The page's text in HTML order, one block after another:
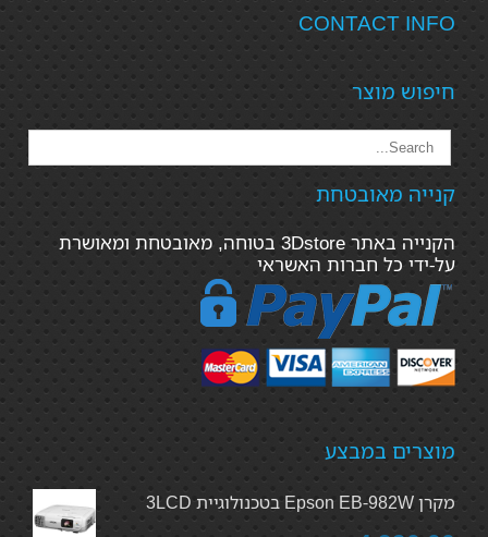
CONTACT INFO
חיפוש מוצר
קנייה מאובטחת
הקנייה באתר 3Dstore בטוחה, מאובטחת ומאושרת
על-ידי כל חברות האשראי
מוצרים במבצע
מקרן Epson EB-982W בטכנולוגיית 3LCD